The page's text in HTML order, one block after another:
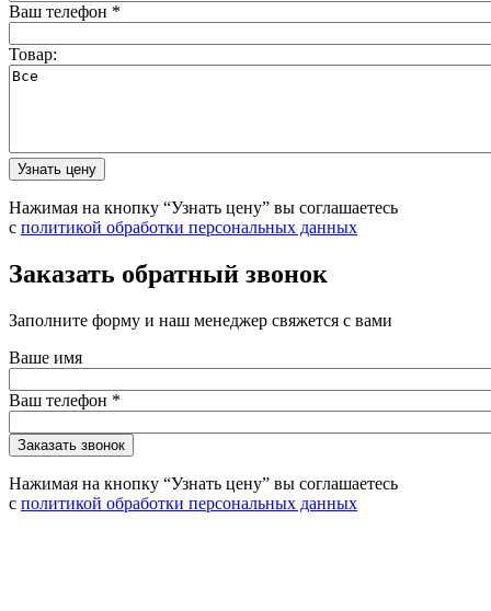
Ваш телефон *
Товар:
Нажимая на кнопку “Узнать цену” вы соглашаетесь
с политикой обработки персональных данных
Заказать обратный звонок
Заполните форму и наш менеджер свяжется с вами
Ваше имя
Ваш телефон *
Нажимая на кнопку “Узнать цену” вы соглашаетесь
с политикой обработки персональных данных